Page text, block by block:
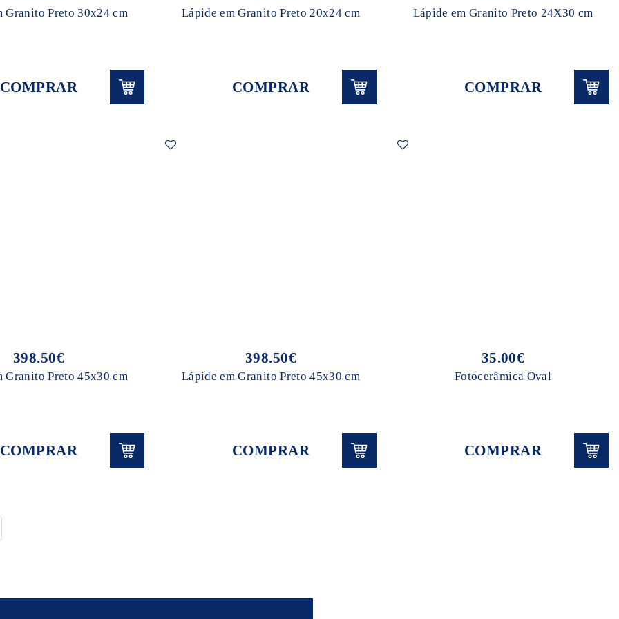
Granito Preto 30x24 cm
COMPRAR
Lápide em Granito Preto 20x24 cm
COMPRAR
Lápide em Granito Preto 24X30 cm
COMPRAR
398.50€
Granito Preto 45x30 cm
COMPRAR
398.50€
Lápide em Granito Preto 45x30 cm
COMPRAR
35.00€
Fotocerâmica Oval
COMPRAR